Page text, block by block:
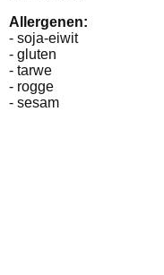
Allergenen:
- soja-eiwit
- gluten
- tarwe
- rogge
- sesam